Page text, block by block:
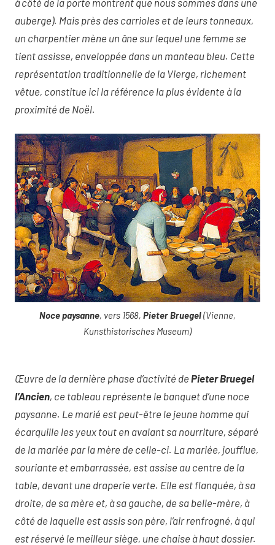
auberge). Mais près des carrioles et de leurs tonneaux,
un charpentier mène un âne sur lequel une femme se
tient assisse, enveloppée dans un manteau bleu. Cette
représentation traditionnelle de la Vierge, richement
vêtue, constitue ici la référence la plus évidente à la
proximité de Noël.
Noce paysanne, vers 1568, Pieter Bruegel(Vienne,
Kunsthistorisches Museum)
Œuvre de la dernière phase d’activité de Pieter Bruegel
l’Ancien, ce tableau représente le banquet d’une noce
paysanne. Le marié est peut-être le jeune homme qui
écarquille les yeux tout en avalant sa nourriture, séparé
de la mariée par la mère de celle-ci. La mariée, joufflue,
souriante et embarrassée, est assise au centre de la
table, devant une draperie verte. Elle est flanquée, à sa
droite, de sa mère et, à sa gauche, de sa belle-mère, à
côté de laquelle est assis son père, l’air renfrogné, à qui
est réservé le meilleur siège, une chaise à haut dossier.